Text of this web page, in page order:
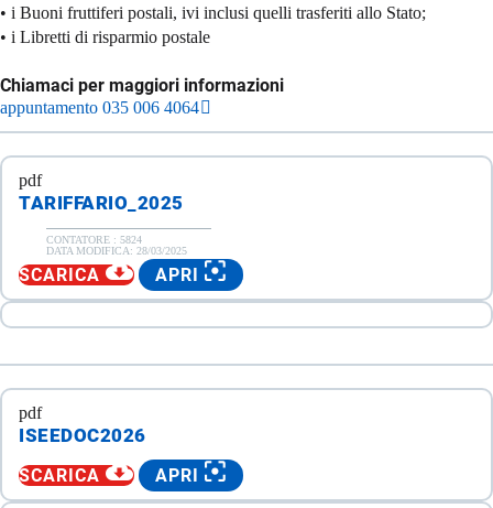
• i Buoni fruttiferi postali, ivi inclusi quelli trasferiti allo Stato;
• i Libretti di risparmio postale
Chiamaci per maggiori informazioni
appuntamento 035 006 4064
pdf
TARIFFARIO_2025
CONTATORE : 5824
DATA MODIFICA: 28/03/2025
SCARICA APRI
pdf
ISEEDOC2026
SCARICA APRI